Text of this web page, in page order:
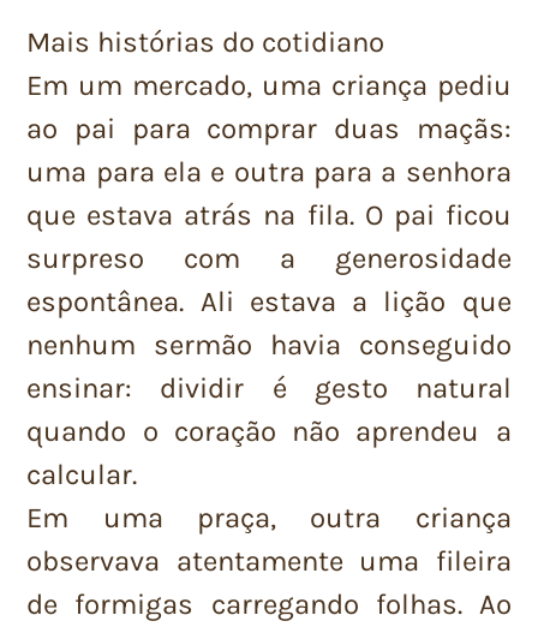
Mais histórias do cotidiano
Em um mercado, uma criança pediu
ao pai para comprar duas maçãs:
uma para ela e outra para a senhora
que estava atrás na fila. O pai ficou
surpreso com a generosidade
espontânea. Ali estava a lição que
nenhum sermão havia conseguido
ensinar: dividir é gesto natural
quando o coração não aprendeu a
calcular.
Em uma praça, outra criança
observava atentamente uma fileira
de formigas carregando folhas. Ao